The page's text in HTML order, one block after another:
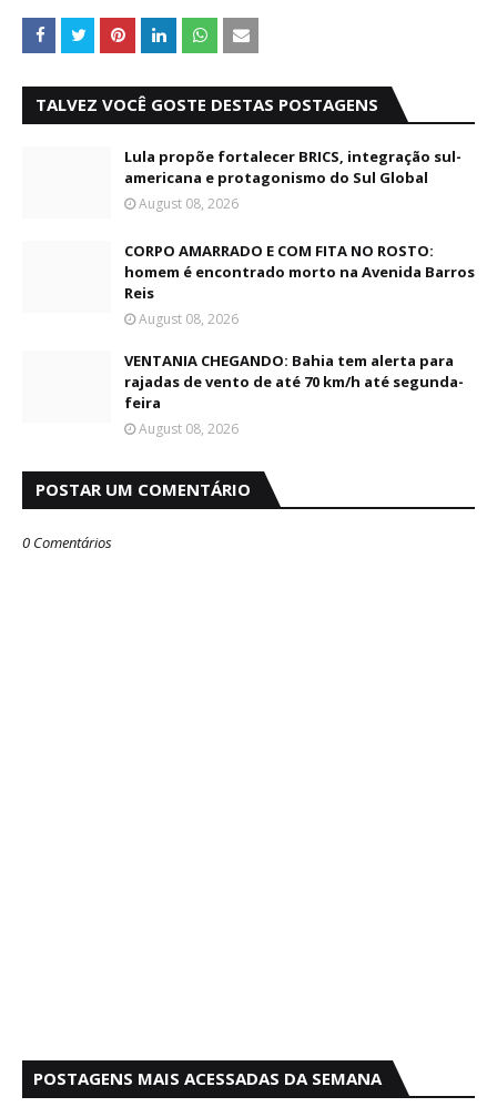
TALVEZ VOCÊ GOSTE DESTAS POSTAGENS
Lula propõe fortalecer BRICS, integração sul-
americana e protagonismo do Sul Global
August 08, 2026
CORPO AMARRADO E COM FITA NO ROSTO:
homem é encontrado morto na Avenida Barros
Reis
August 08, 2026
VENTANIA CHEGANDO: Bahia tem alerta para
rajadas de vento de até 70 km/h até segunda-
feira
August 08, 2026
POSTAR UM COMENTÁRIO
0 Comentários
POSTAGENS MAIS ACESSADAS DA SEMANA